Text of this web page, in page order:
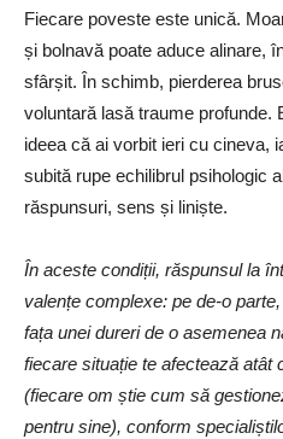
Fiecare poveste este unică.
și bolnavă poate aduce alinare,
sfârșit. În schimb, pierderea
voluntară lasă traume profunde.
ideea că ai vorbit ieri cu cineva,
subită rupe echilibrul psihologic
răspunsuri, sens și liniște.
În aceste condiții, răspunsul la
valențe complexe: pe de-o
fața unei dureri de o asemenea
fiecare situație te afectează atât
(fiecare om știe cum să
pentru sine), conform